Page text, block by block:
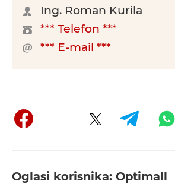
Ing. Roman Kurila
*** Telefon ***
*** E-mail ***
Oglasi korisnika: Optimall